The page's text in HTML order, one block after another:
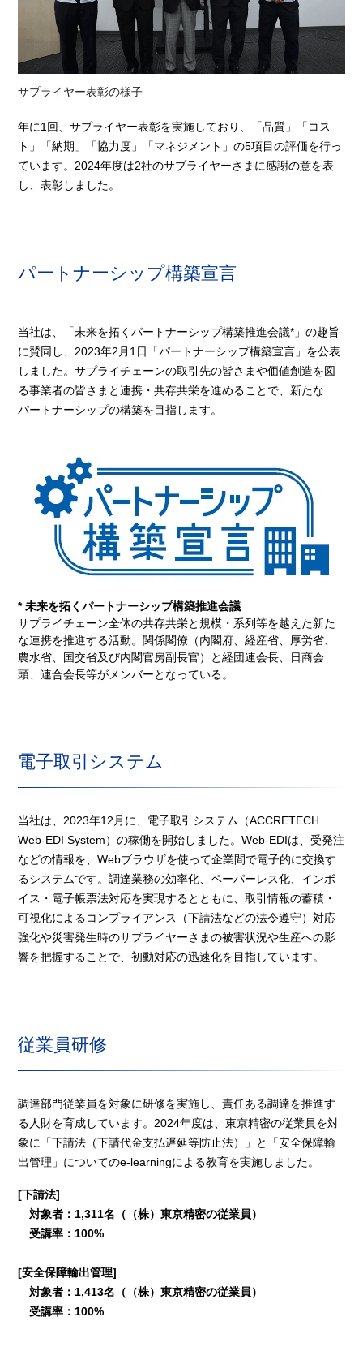
サプライヤー表彰の様子
年に1回、サプライヤー表彰を実施しており、「品質」「コス
ト」「納期」「協力度」「マネジメント」の5項目の評価を行っ
ています。2024年度は2社のサプライヤーさまに感謝の意を表
し、表彰しました。
パートナーシップ構築宣言
当社は、「未来を拓くパートナーシップ構築推進会議*」の趣旨
に賛同し、2023年2月1日「パートナーシップ構築宣言」を公表
しました。サプライチェーンの取引先の皆さまや価値創造を図
る事業者の皆さまと連携・共存共栄を進めることで、新たな
パートナーシップの構築を目指します。
* 未来を拓くパートナーシップ構築推進会議
サプライチェーン全体の共存共栄と規模・系列等を越えた新た
な連携を推進する活動。関係閣僚（内閣府、経産省、厚労省、
農水省、国交省及び内閣官房副長官）と経団連会長、日商会
頭、連合会長等がメンバーとなっている。
電子取引システム
当社は、2023年12月に、電子取引システム（ACCRETECH
Web-EDI System）の稼働を開始しました。Web-EDIは、受発注
などの情報を、Webブラウザを使って企業間で電子的に交換す
るシステムです。調達業務の効率化、ペーパーレス化、インボ
イス・電子帳票法対応を実現するとともに、取引情報の蓄積・
可視化によるコンプライアンス（下請法などの法令遵守）対応
強化や災害発生時のサプライヤーさまの被害状況や生産への影
響を把握することで、初動対応の迅速化を目指しています。
従業員研修
調達部門従業員を対象に研修を実施し、責任ある調達を推進す
る人財を育成しています。2024年度は、東京精密の従業員を対
象に「下請法（下請代金支払遅延等防止法）」と「安全保障輸
出管理」についてのe-learningによる教育を実施しました。
[下請法]
対象者：1,311名（（株）東京精密の従業員）
受講率：100%
[安全保障輸出管理]
対象者：1,413名（（株）東京精密の従業員）
受講率：100%